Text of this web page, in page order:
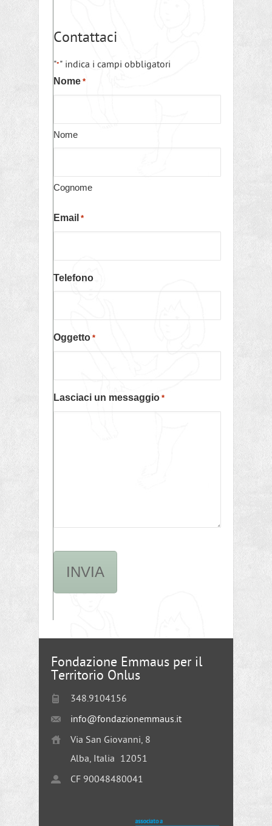
Contattaci
"*" indica i campi obbligatori
Nome *
Nome
Cognome
Email *
Telefono
Oggetto *
Lasciaci un messaggio *
Fondazione Emmaus per il
Territorio Onlus
348.9104156
info@fondazionemmaus.it
Via San Giovanni, 8
Alba, Italia 12051
CF 90048480041